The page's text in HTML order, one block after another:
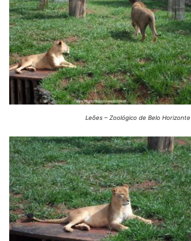
Leões – Zoológico de Belo Horizonte